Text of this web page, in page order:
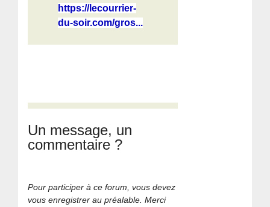
https://lecourrier-
du-soir.com/gros...
Un message, un
commentaire ?
Pour participer à ce forum, vous devez
vous enregistrer au préalable. Merci